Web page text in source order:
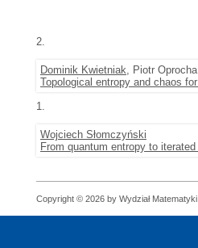
2.
Dominik Kwietniak, Piotr Oprocha
Topological entropy and chaos
1.
Wojciech Słomczyński
From quantum entropy to
Copyright © 2026 by Wydział